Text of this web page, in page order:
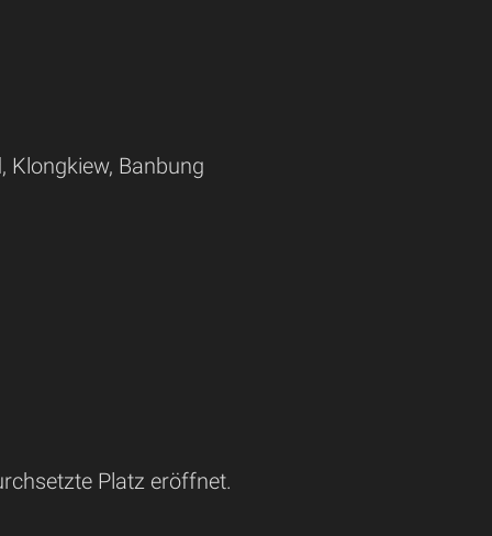
Klongkiew, Banbung
Platz eröffnet.